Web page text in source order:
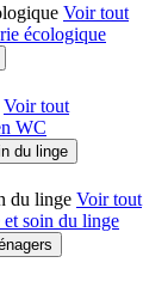
Voir tout
écologique
Voir tout
WC
du linge
du linge Voir tout
et soin du linge